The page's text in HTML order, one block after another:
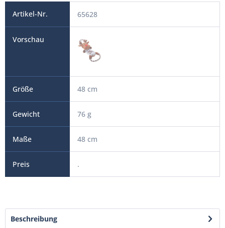
65628
48 cm
76 g
48 cm
.
Beschreibung